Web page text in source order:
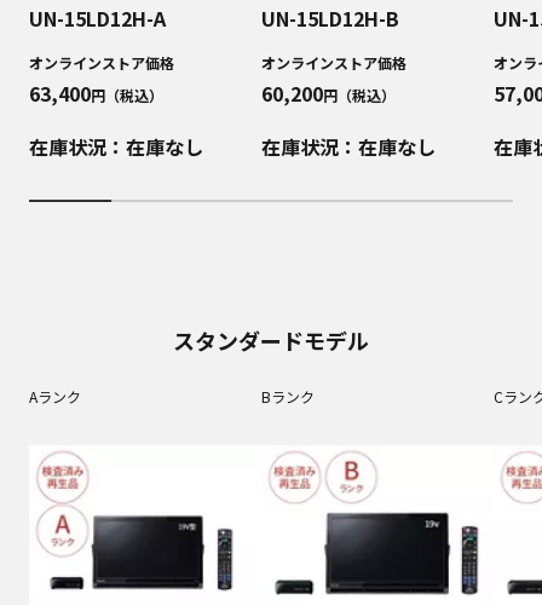
UN-15LD12H-A
オンラインストア価格
63,400円（税込）
在庫状況：在庫なし
UN-15LD12H-B
オンラインストア価格
60,200円（税込）
在庫状況：在庫なし
UN-
オンラ
在庫
スタンダードモデル
Aランク Bランク Cラン